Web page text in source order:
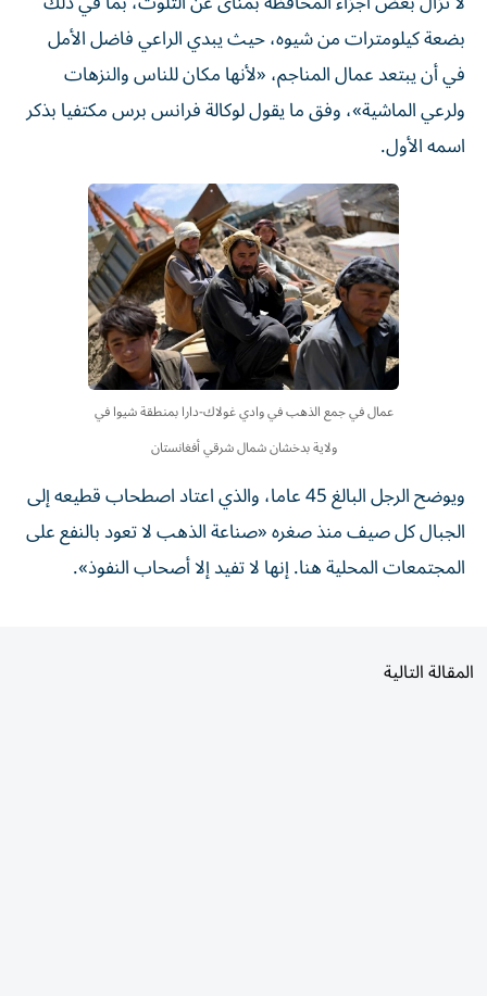
بضعة كيلومترات من شيوه، حيث يبدي الراعي فاضل الأمل
في أن يبتعد عمال المناجم، «لأنها مكان للناس والنزهات
ولرعي الماشية»، وفق ما يقول لوكالة فرانس برس مكتفيا بذكر
اسمه الأول.
عمال في جمع الذهب في وادي غولاك-دارا بمنطقة شيوا في
ولاية بدخشان شمال شرقي أفغانستان
ويوضح الرجل البالغ 45 عاما، والذي اعتاد اصطحاب قطيعه إلى
الجبال كل صيف منذ صغره «صناعة الذهب لا تعود بالنفع على
المجتمعات المحلية هنا. إنها لا تفيد إلا أصحاب النفوذ».
المقالة التالية